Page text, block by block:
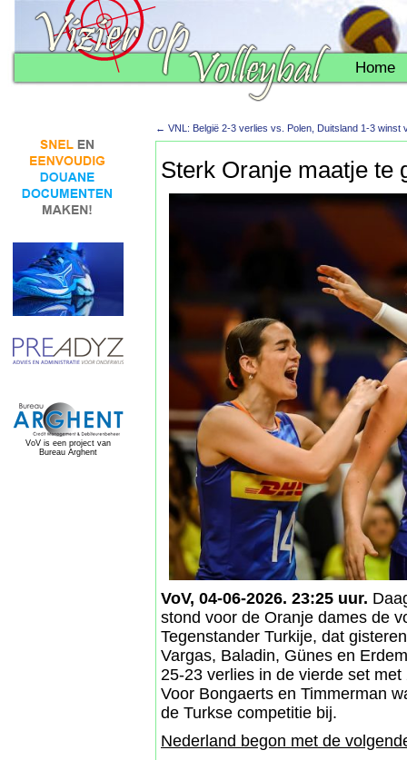
Home
VoV is een project van
Bureau Arghent
← VNL: België 2-3 verlies vs. Polen, Duitsland 1-3 winst
Sterk Oranje maatje te
VoV, 04-06-2026. 23:25 uur.
stond voor de Oranje dames de
Tegenstander Turkije, dat
Vargas, Baladin, Günes en
25-23 verlies in de vierde set
Voor Bongaerts en Timmerman
de Turkse competitie bij.
Nederland begon met de